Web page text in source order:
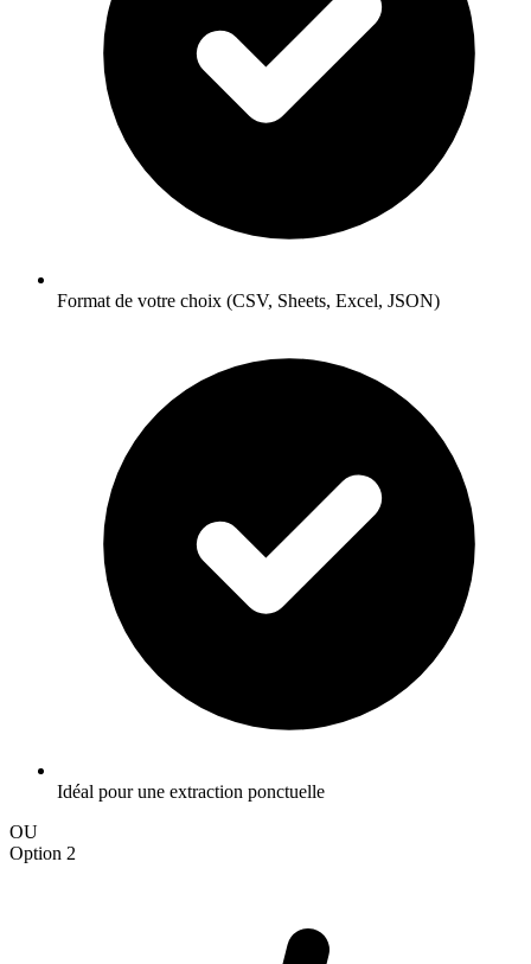
Format de votre choix (CSV, Sheets, Excel, JSON)
Idéal pour une extraction ponctuelle
OU
Option 2